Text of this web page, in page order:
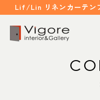
Lif/Lin リネンカーテン